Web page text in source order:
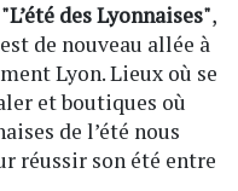
"L’été des Lyonnaises",
est de nouveau allée à
Lyon. Lieux où se
et boutiques où
de l’été nous
réussir son été entre